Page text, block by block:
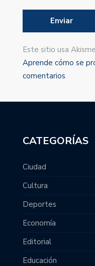
Este sitio usa
Aprende cómo se
comentarios.
CATEGORÍAS
Ciudad
Cultura
Deportes
Economía
Editorial
Educación